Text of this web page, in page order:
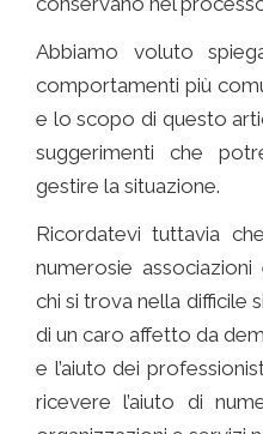
Abbiamo voluto
comportamenti più
e lo scopo di questo
suggerimenti che
gestire la situazione.
Ricordatevi tuttavia
numerosie
chi si trova nella difficile
di un caro affetto da
e l’aiuto dei
ricevere l’aiuto di